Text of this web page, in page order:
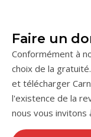
Faire un
Conformément à
choix de la
et télécharger
l'existence de la
nous vous invitons